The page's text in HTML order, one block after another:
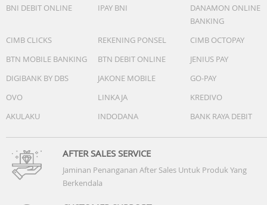
BNI DEBIT ONLINE
IPAY BNI
DANAMON ONLINE
BANKING
CIMB CLICKS
REKENING PONSEL
CIMB OCTOPAY
BTN MOBILE BANKING
BTN DEBIT ONLINE
JENIUS PAY
DIGIBANK BY DBS
JAKONE MOBILE
GO-PAY
OVO
LINKAJA
KREDIVO
AKULAKU
INDODANA BANK RAYA DEBIT
AFTER SALES SERVICE
Jaminan Penanganan After Sales Untuk Produk Yang
Berkendala